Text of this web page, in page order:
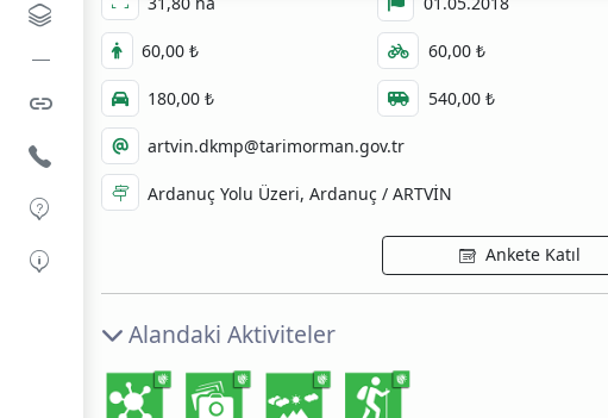
60,00 ₺ 60,00 ₺
180,00 ₺ 540,00 ₺
artvin.dkmp@tarimorman.gov.tr
Ardanuç Yolu Üzeri, Ardanuç / ARTVİN
Ankete Katıl
Alandaki Aktiviteler